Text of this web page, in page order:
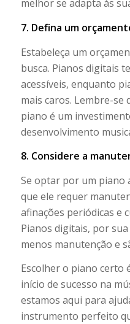
melhor se adapta às
7. Defina um
Estabeleça um
busca. Pianos digitais
acessíveis, enquanto
mais caros. Lembre-se
piano é um
desenvolvimento
8. Considere a
Se optar por um piano
que ele requer
afinações periódicas e
Pianos digitais, por
menos manutenção e
Escolher o piano certo
início de sucesso na
estamos aqui para
instrumento perfeito